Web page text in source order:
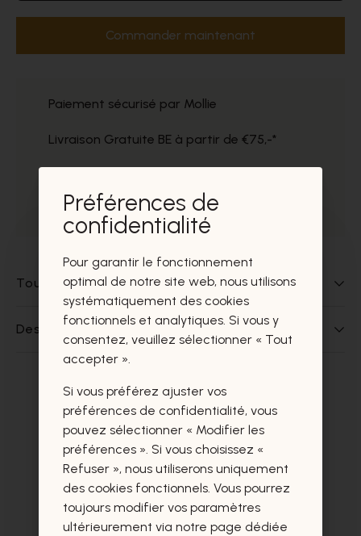
Commander maintenant
Paiement sécurisé par Mollie
Livraison Gratuite BE à partir de €75,-*
Prélèvement gratuit dans nos magasins
Tout sur ce produit
Des questions sur ce produit?
Ces produits vous intéresseront
certainement aussi.
- 40%
Préférences de
confidentialité
Pour garantir le fonctionnement
optimal de notre site web, nous utilisons
systématiquement des cookies
fonctionnels et analytiques. Si vous y
consentez, veuillez sélectionner « Tout
accepter ».
Si vous préférez ajuster vos
préférences de confidentialité, vous
pouvez sélectionner « Modifier les
préférences ». Si vous choisissez «
Refuser », nous utiliserons uniquement
des cookies fonctionnels. Vous pourrez
toujours modifier vos paramètres
ultérieurement via notre page dédiée